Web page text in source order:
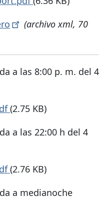
(archivo xml, 70
a las 8:00 p. m. del 4
(2.75 KB)
a las 22:00 h del 4
(2.76 KB)
a medianoche